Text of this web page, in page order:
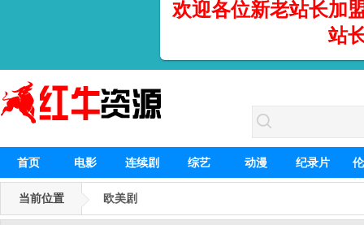
欢迎各位新老站长加
站
首页 电影 连续剧 综艺 动漫 纪录片
当前位置 欧美剧